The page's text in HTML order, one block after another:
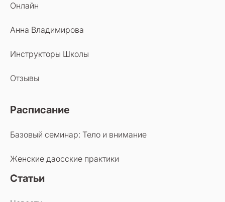
Онлайн
Анна Владимирова
Инструкторы Школы
Отзывы
Расписание
Базовый семинар: Тело и внимание
Женские даосские практики
Статьи